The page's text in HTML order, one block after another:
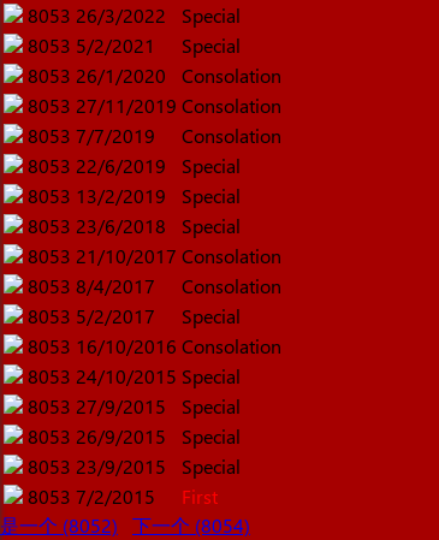
8053 26/3/2022
Special
8053 5/2/2021
Special
8053 26/1/2020
Consolation
8053 27/11/2019 Consolation
8053 7/7/2019
Consolation
8053 22/6/2019
Special
8053 13/2/2019
Special
8053 23/6/2018
Special
8053 21/10/2017 Consolation
8053 8/4/2017
Consolation
8053 5/2/2017
Special
8053 16/10/2016 Consolation
8053 24/10/2015 Special
8053 27/9/2015
Special
8053 26/9/2015
Special
8053 23/9/2015
Special
8053 7/2/2015
First
是一个 (8052)
下一个 (8054)